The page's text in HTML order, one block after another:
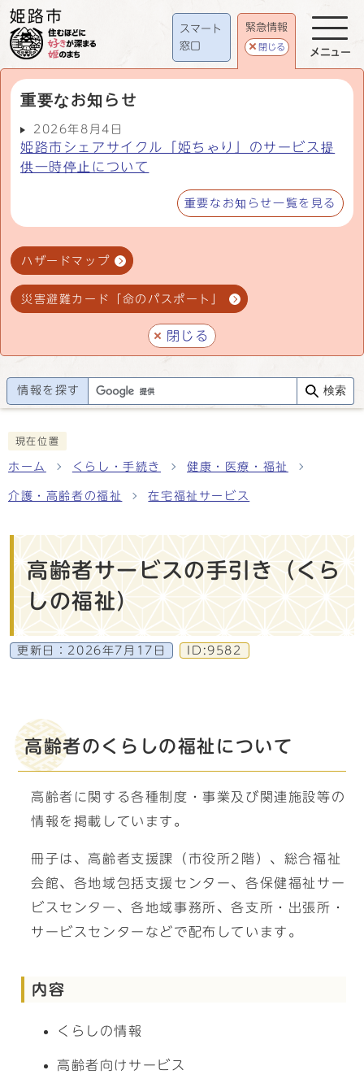
スマート
窓口
緊急情報
閉じる
重要なお知らせ
2026年8月4日
姫路市シェアサイクル「姫ちゃり」のサービス提
供一時停止について
重要なお知らせ一覧を見る
ハザードマップ
災害避難カード「命のパスポート」
閉じる
メニュー
情報を探す 検索
現在位置
ホーム くらし・手続き 健康・医療・福祉
介護・高齢者の福祉 在宅福祉サービス
高齢者サービスの手引き（くら
しの福祉）
更新日： 2026年7月17日 ID:9582
高齢者のくらしの福祉について
高齢者に関する各種制度・事業及び関連施設等の
情報を掲載しています。
冊子は、高齢者支援課（市役所2階）、総合福祉
会館、各地域包括支援センター、各保健福祉サー
ビスセンター、各地域事務所、各支所・出張所・
サービスセンターなどで配布しています。
内容
くらしの情報
高齢者向けサービス